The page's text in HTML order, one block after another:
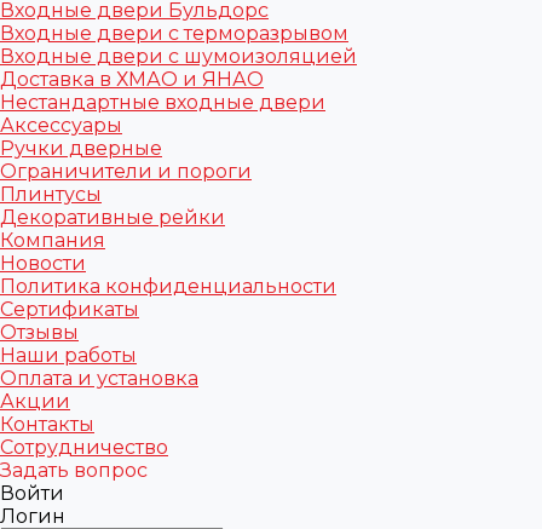
Входные двери Бульдорс
Входные двери с терморазрывом
Входные двери с шумоизоляцией
Доставка в ХМАО и ЯНАО
Нестандартные входные двери
Аксессуары
Ручки дверные
Ограничители и пороги
Плинтусы
Декоративные рейки
Компания
Новости
Политика конфиденциальности
Сертификаты
Отзывы
Наши работы
Оплата и установка
Акции
Контакты
Сотрудничество
Задать вопрос
Войти
Логин